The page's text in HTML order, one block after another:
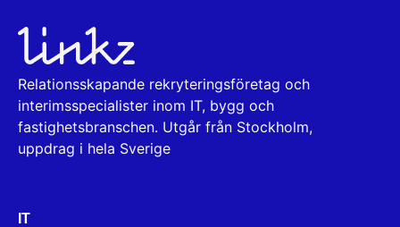
Relationsskapande rekryteringsföretag och
interimsspecialister inom IT, bygg och
fastighetsbranschen. Utgår från Stockholm,
uppdrag i hela Sverige
IT